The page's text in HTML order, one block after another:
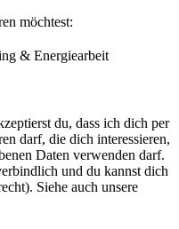
möchtest:
& Energiearbeit
du, dass ich dich per
darf, die dich interessieren,
Daten verwenden darf.
und du kannst dich
Siehe auch unsere